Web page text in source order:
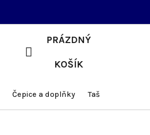
NÁKUPNÍ
PRÁZDNÝ
KOŠÍK
Čepice a doplňky Tašky a batohy